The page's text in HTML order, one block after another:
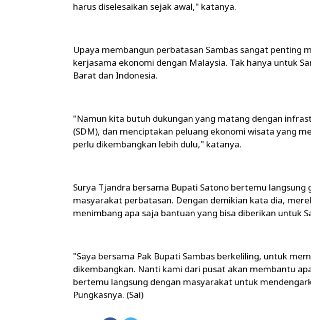
harus diselesaikan sejak awal," katanya.
Upaya membangun perbatasan Sambas sangat penting
kerjasama ekonomi dengan Malaysia. Tak hanya untuk
Barat dan Indonesia.
"Namun kita butuh dukungan yang matang dengan
(SDM), dan menciptakan peluang ekonomi wisata yang
perlu dikembangkan lebih dulu," katanya.
Surya Tjandra bersama Bupati Satono bertemu langsung
masyarakat perbatasan. Dengan demikian kata dia,
menimbang apa saja bantuan yang bisa diberikan untuk
"Saya bersama Pak Bupati Sambas berkeliling, untuk
dikembangkan. Nanti kami dari pusat akan membantu
bertemu langsung dengan masyarakat untuk
Pungkasnya. (Sai)